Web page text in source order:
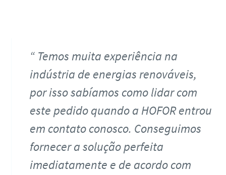
Temos muita experiência na
indústria de energias renováveis,
por isso sabíamos como lidar com
este pedido quando a HOFOR entrou
em contato conosco. Conseguimos
fornecer a solução perfeita
imediatamente e de acordo com